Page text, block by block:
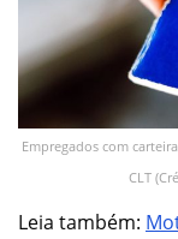
Empregados com
CLT
Leia também: